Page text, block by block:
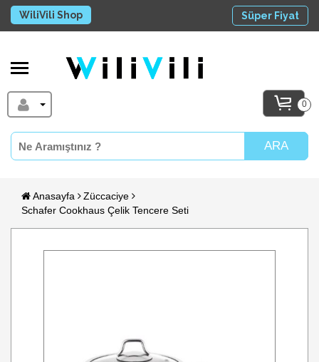
WiliVili Shop Süper Fiyat
0
ARA
Anasayfa
Züccaciye
Schafer Cookhaus Çelik Tencere Seti